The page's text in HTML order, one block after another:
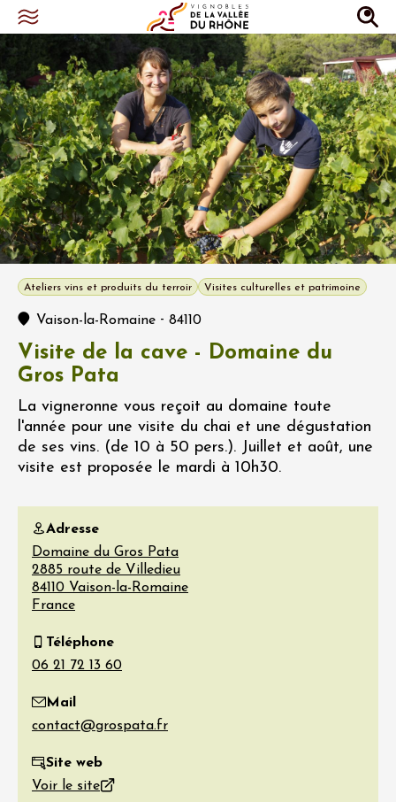
Ateliers vins et produits du terroir Visites culturelles et patrimoine
Vaison-la-Romaine - 84110
Visite de la cave - Domaine du
Gros Pata
La vigneronne vous reçoit au domaine toute
l'année pour une visite du chai et une dégustation
de ses vins. (de 10 à 50 pers.). Juillet et août, une
visite est proposée le mardi à 10h30.
Adresse
Domaine du Gros Pata
2885 route de Villedieu
84110 Vaison-la-Romaine
France
Téléphone
Mail
Site web
Voir le site